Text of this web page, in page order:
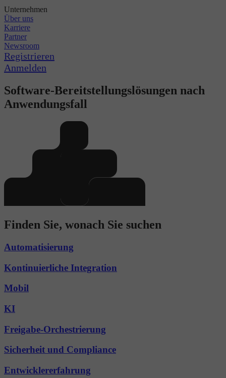
Unternehmen
Über uns
Karriere
Partner
Newsroom
Registrieren
Anmelden
Software-Bereitstellungslösungen nach
Anwendungsfall
Finden Sie, wonach Sie suchen
Automatisierung
Kontinuierliche Integration
Mobil
KI
Freigabe-Orchestrierung
Sicherheit und Compliance
Entwicklererfahrung